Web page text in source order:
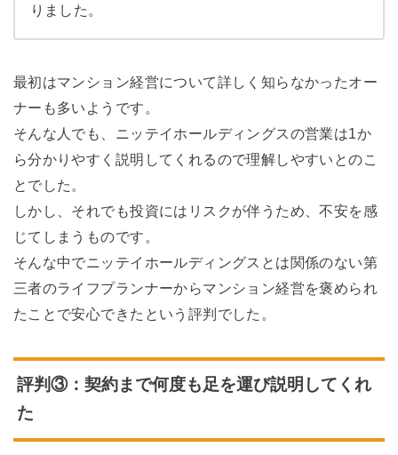
りました。
最初はマンション経営について詳しく知らなかったオー
ナーも多いようです。
そんな人でも、ニッテイホールディングスの営業は1か
ら分かりやすく説明してくれるので理解しやすいとのこ
とでした。
しかし、それでも投資にはリスクが伴うため、不安を感
じてしまうものです。
そんな中でニッテイホールディングスとは関係のない第
三者のライフプランナーからマンション経営を褒められ
たことで安心できたという評判でした。
評判③：契約まで何度も足を運び説明してくれ
た